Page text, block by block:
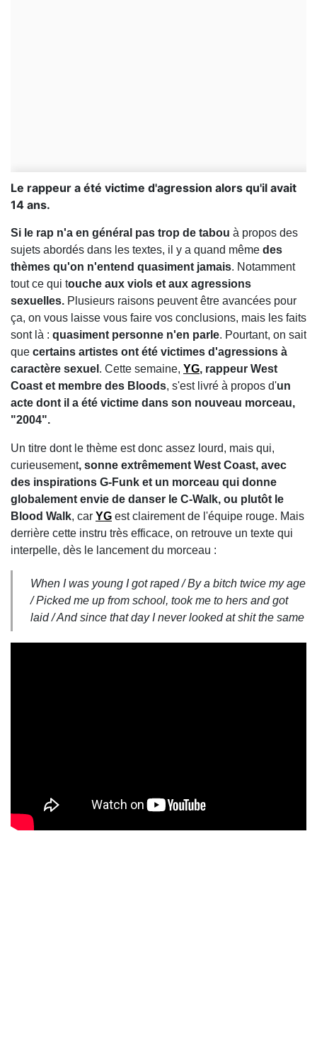
Le rappeur a été victime d'agression alors qu'il avait
14 ans.
Si le rap n'a en général pas trop de tabou à propos des
sujets abordés dans les textes, il y a quand même des
thèmes qu'on n'entend quasiment jamais. Notamment
tout ce qui touche aux viols et aux agressions
sexuelles. Plusieurs raisons peuvent être avancées pour
ça, on vous laisse vous faire vos conclusions, mais les faits
sont là : quasiment personne n'en parle. Pourtant, on sait
que certains artistes ont été victimes d'agressions à
caractère sexuel . Cette semaine, YG, rappeur West
Coast et membre des Bloods, s'est livré à propos d'un
acte dont il a été victime dans son nouveau morceau,
"2004".
Un titre dont le thème est donc assez lourd, mais qui,
curieusement, sonne extrêmement West Coast, avec
des inspirations G-Funk et un morceau qui donne
globalement envie de danser le C-Walk, ou plutôt le
Blood Walk, car YG est clairement de l'équipe rouge. Mais
derrière cette instru très efficace, on retrouve un texte qui
interpelle, dès le lancement du morceau :
When I was young I got raped / By a bitch twice my age
/ Picked me up from school, took me to hers and got
laid / And since that day I never looked at shit the same